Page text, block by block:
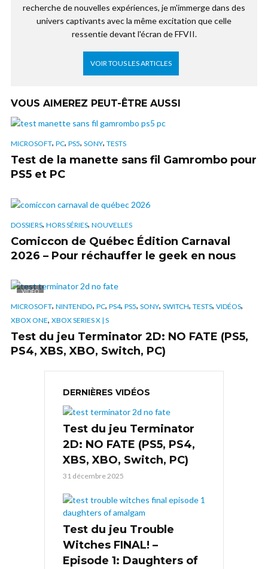
recherche de nouvelles expériences, je m'immerge dans des
univers captivants avec la même excitation que celle
ressentie devant l'écran de FFVII.
VOIR TOUS LES ARTICLES
VOUS AIMEREZ PEUT-ÊTRE AUSSI
MICROSOFT, PC, PS5, SONY, TESTS
Test de la manette sans fil Gamrombo pour
PS5 et PC
DOSSIERS, HORS SÉRIES, NOUVELLES
Comiccon de Québec Édition Carnaval
2026 – Pour réchauffer le geek en nous
VIDÉO
MICROSOFT, NINTENDO, PC, PS4, PS5, SONY, SWITCH, TESTS, VIDÉOS,
XBOX ONE, XBOX SERIES X | S
Test du jeu Terminator 2D: NO FATE (PS5,
PS4, XBS, XBO, Switch, PC)
DERNIÈRES VIDÉOS
Test du jeu Terminator
2D: NO FATE (PS5, PS4,
XBS, XBO, Switch, PC)
31 décembre 2025
Test du jeu Trouble
Witches FINAL! –
Episode 1: Daughters of